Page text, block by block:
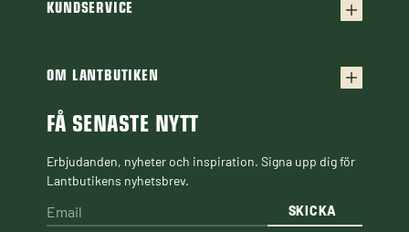
Frakt & leverans
Finansiering
Guider & Artiklar
Black Week
KUNDSERVICE
Frågor & svar
Cookiepolicy
OM LANTBUTIKEN
Om Lantbutiken
FÅ SENASTE NYTT
Erbjudanden, nyheter och inspiration. Signa upp dig för
Lantbutikens nyhetsbrev.
SKICKA